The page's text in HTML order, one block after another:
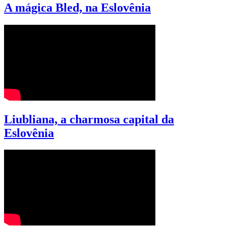
A mágica Bled, na Eslovênia
Liubliana, a charmosa capital da
Eslovênia